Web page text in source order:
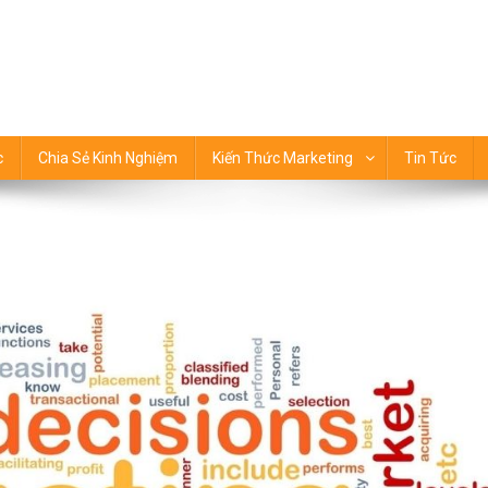
Chia Sẻ Kinh Nghiệm Kiến Thức Marketing Tin Tức